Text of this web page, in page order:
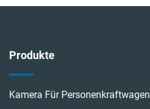
Produkte
Kamera Für Personenkraftwagen